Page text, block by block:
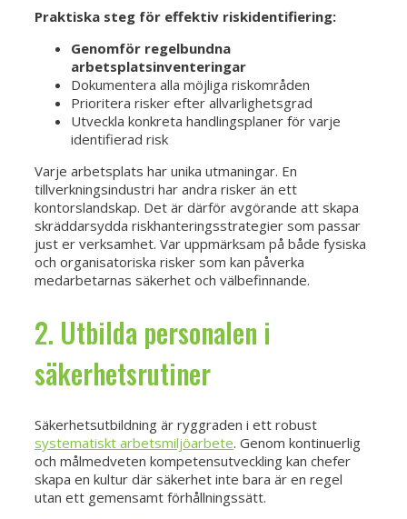
Praktiska steg för effektiv riskidentifiering:
Genomför regelbundna
arbetsplatsinventeringar
Dokumentera alla möjliga riskområden
Prioritera risker efter allvarlighetsgrad
Utveckla konkreta handlingsplaner för varje
identifierad risk
Varje arbetsplats har unika utmaningar. En
tillverkningsindustri har andra risker än ett
kontorslandskap. Det är därför avgörande att skapa
skräddarsydda riskhanteringsstrategier som passar
just er verksamhet. Var uppmärksam på både fysiska
och organisatoriska risker som kan påverka
medarbetarnas säkerhet och välbefinnande.
2. Utbilda personalen i
säkerhetsrutiner
Säkerhetsutbildning är ryggraden i ett robust
systematiskt arbetsmiljöarbete. Genom kontinuerlig
och målmedveten kompetensutveckling kan chefer
skapa en kultur där säkerhet inte bara är en regel
utan ett gemensamt förhållningssätt.